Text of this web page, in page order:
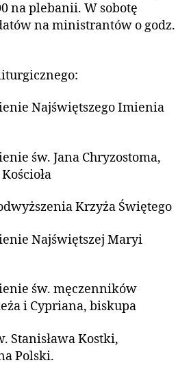
na plebanii. W sobotę
na ministrantów o godz.
Najświętszego Imienia
św. Jana Chryzostoma,
Krzyża Świętego
Najświętszej Maryi
św. męczenników
i Cypriana, biskupa
Stanisława Kostki,
Polski.